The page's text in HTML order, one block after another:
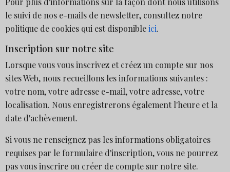
le suivi de nos e-mails de newsletter, consultez notre
politique de cookies qui est disponibleici.
Inscription sur notre site
Lorsque vous vous inscrivez et créez un compte sur nos
sites Web, nous recueillons les informations suivantes :
votre nom, votre adresse e-mail, votre adresse, votre
localisation. Nous enregistrerons également l'heure et la
date d'achèvement.
Si vous ne renseignez pas les informations obligatoires
requises par le formulaire d'inscription, vous ne pourrez
pas vous inscrire ou créer de compte sur notre site.